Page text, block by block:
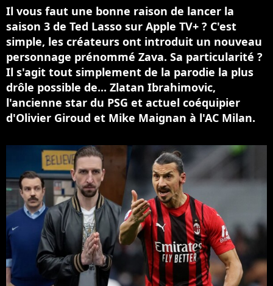
Il vous faut une bonne raison de lancer la
saison 3 de Ted Lasso sur Apple TV+ ? C'est
simple, les créateurs ont introduit un nouveau
personnage prénommé Zava. Sa particularité ?
Il s'agit tout simplement de la parodie la plus
drôle possible de... Zlatan Ibrahimovic,
l'ancienne star du PSG et actuel coéquipier
d'Olivier Giroud et Mike Maignan à l'AC Milan.